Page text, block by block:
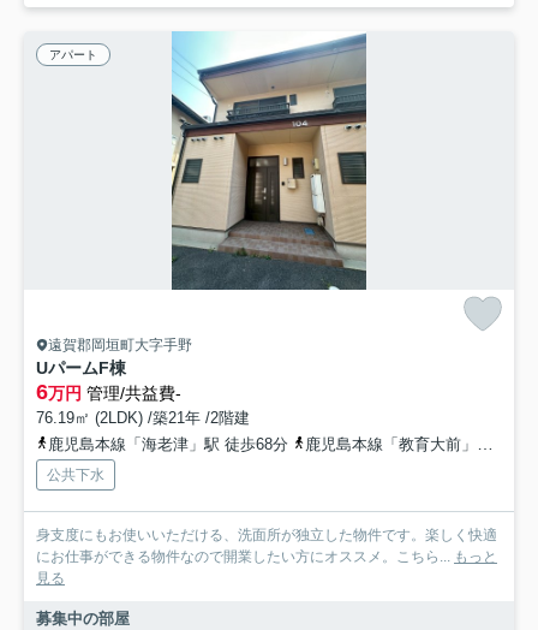
アパート
遠賀郡岡垣町大字手野
UパームF棟
6万円 管理/共益費-
76.19㎡ (2LDK) /築21年 /2階建
鹿児島本線「海老津」駅 徒歩68分
鹿児島本線「教育大前」駅 徒歩117分
公共下水
身支度にもお使いいただける、洗面所が独立した物件です。楽しく快適
にお仕事ができる物件なので開業したい方にオススメ。こちら... もっと
見る
募集中の部屋